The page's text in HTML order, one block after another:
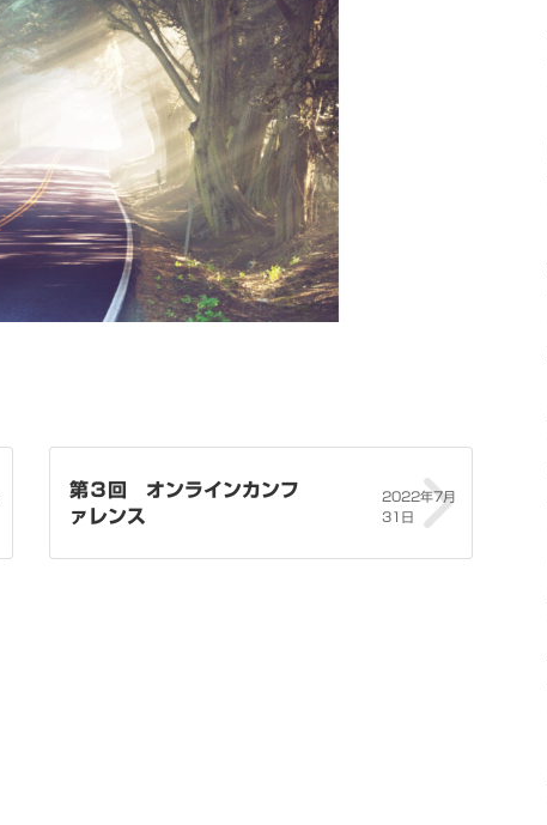
第３回 オンラインカンフ
ァレンス
2022年7月
31日